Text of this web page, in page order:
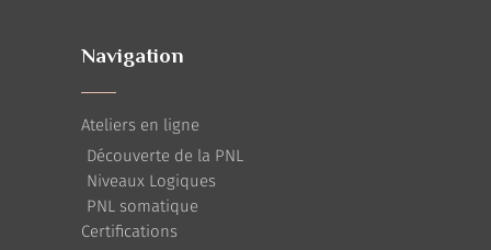
Navigation
Ateliers en ligne
Découverte de la PNL
Niveaux Logiques
PNL somatique
Certifications